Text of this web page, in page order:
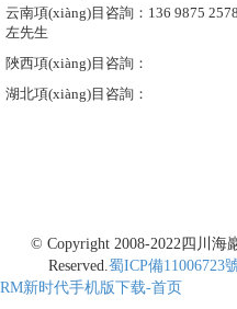
云南項(xiàng)目咨詢：136 9875 2578
左先生
陜西項(xiàng)目咨詢：
湖北項(xiàng)目咨詢：
© Copyright 2008-2022四川海
Reserved.蜀ICP備11006723
RM新时代手机版下载-首页